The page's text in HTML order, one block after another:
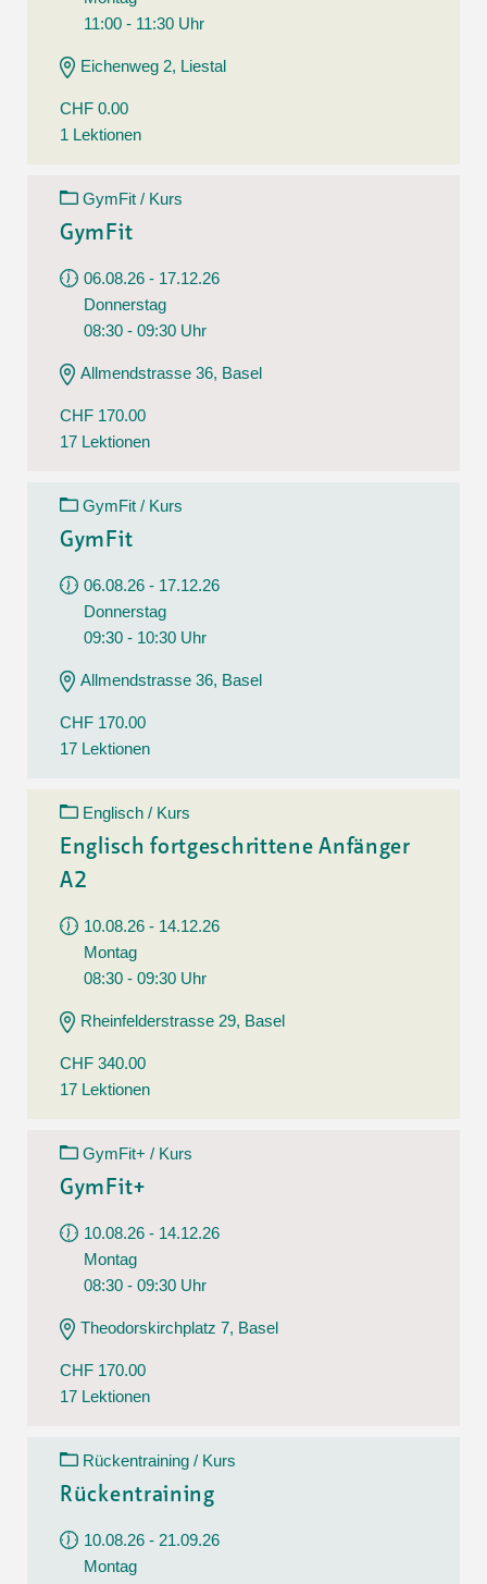
11:00 - 11:30 Uhr
Eichenweg 2, Liestal
CHF 0.00
1 Lektionen
GymFit / Kurs
GymFit
06.08.26 - 17.12.26
Donnerstag
08:30 - 09:30 Uhr
Allmendstrasse 36, Basel
CHF 170.00
17 Lektionen
GymFit / Kurs
GymFit
06.08.26 - 17.12.26
Donnerstag
09:30 - 10:30 Uhr
Allmendstrasse 36, Basel
CHF 170.00
17 Lektionen
Englisch / Kurs
Englisch fortgeschrittene Anfänger
A2
10.08.26 - 14.12.26
Montag
08:30 - 09:30 Uhr
Rheinfelderstrasse 29, Basel
CHF 340.00
17 Lektionen
GymFit+ / Kurs
GymFit+
10.08.26 - 14.12.26
Montag
08:30 - 09:30 Uhr
Theodorskirchplatz 7, Basel
CHF 170.00
17 Lektionen
Rückentraining / Kurs
Rückentraining
10.08.26 - 21.09.26
Montag